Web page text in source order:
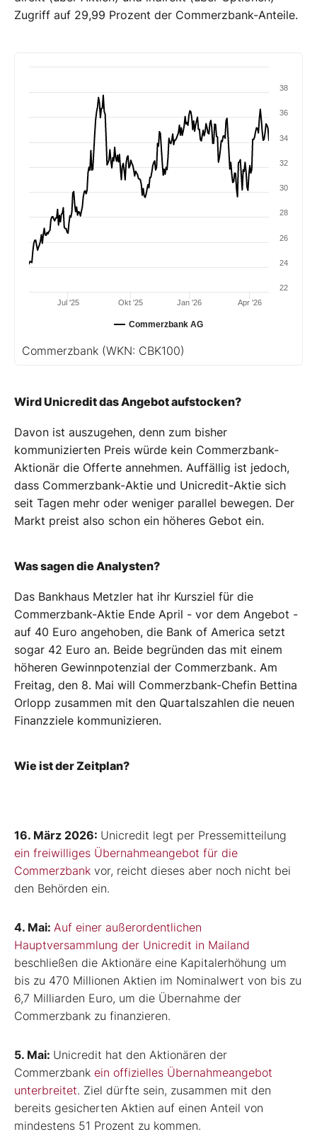
Zugriff auf 29,99 Prozent der Commerzbank-Anteile.
Commerzbank AG
Jul '25 Jan '26
Okt '25 Apr '26
22
24
26
28
30
32
34
36
38
Commerzbank (WKN: CBK100)
Wird Unicredit das Angebot aufstocken?
Davon ist auszugehen, denn zum bisher
kommunizierten Preis würde kein Commerzbank-
Aktionär die Offerte annehmen. Auffällig ist jedoch,
dass Commerzbank-Aktie und Unicredit-Aktie sich
seit Tagen mehr oder weniger parallel bewegen. Der
Markt preist also schon ein höheres Gebot ein.
Was sagen die Analysten?
Das Bankhaus Metzler hat ihr Kursziel für die
Commerzbank-Aktie Ende April - vor dem Angebot -
auf 40 Euro angehoben, die Bank of America setzt
sogar 42 Euro an. Beide begründen das mit einem
höheren Gewinnpotenzial der Commerzbank. Am
Freitag, den 8. Mai will Commerzbank-Chefin Bettina
Orlopp zusammen mit den Quartalszahlen die neuen
Finanzziele kommunizieren.
Wie ist der Zeitplan?
16. März 2026: Unicredit legt per Pressemitteilung
ein freiwilliges Übernahmeangebot für die
Commerzbank vor, reicht dieses aber noch nicht bei
den Behörden ein.
4. Mai: Auf einer außerordentlichen
Hauptversammlung der Unicredit in Mailand
beschließen die Aktionäre eine Kapitalerhöhung um
bis zu 470 Millionen Aktien im Nominalwert von bis zu
6,7 Milliarden Euro, um die Übernahme der
Commerzbank zu finanzieren.
5. Mai: Unicredit hat den Aktionären der
Commerzbank ein offizielles Übernahmeangebot
unterbreitet. Ziel dürfte sein, zusammen mit den
bereits gesicherten Aktien auf einen Anteil von
mindestens 51 Prozent zu kommen.